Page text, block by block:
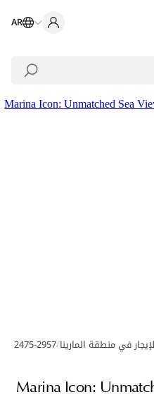
AR
/
002475-2957
Marina Icon: